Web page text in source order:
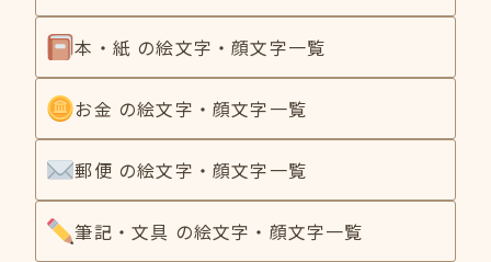
本・紙 の絵文字・顔文字一覧
お金 の絵文字・顔文字一覧
郵便 の絵文字・顔文字一覧
筆記・文具 の絵文字・顔文字一覧